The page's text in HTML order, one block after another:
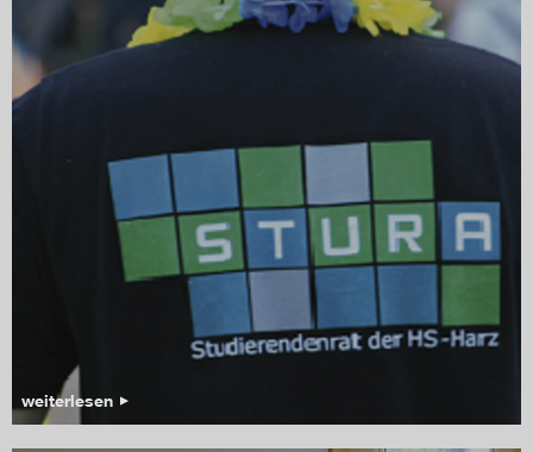
weiterlesen